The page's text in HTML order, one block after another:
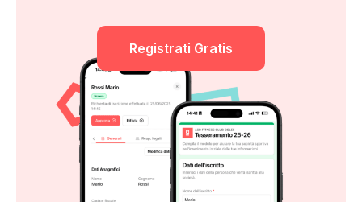
Registrati Gratis